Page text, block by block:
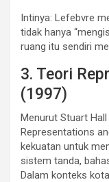
Intinya: Lefebvre
tidak hanya
ruang itu sendiri
3. Teori
(1997)
Menurut Stuart
Representations
kekuatan untuk
sistem tanda,
Dalam konteks